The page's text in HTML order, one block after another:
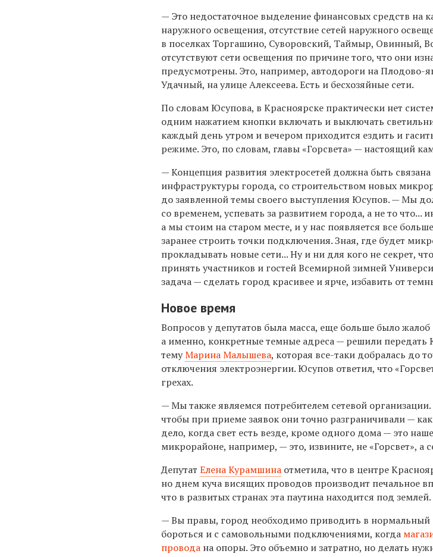
— Это недостаточное выделение финансовых средств на
наружного освещения, отсутствие сетей наружного
в поселках Торгашино, Суворовский, Таймыр, Овинный,
отсутствуют сети освещения по причине того, что они
предусмотрены. Это, например, автодороги на
Удачный, на улице Алексеева. Есть и бесхозяйные сети.
По словам Юсупова, в Красноярске практически нет
одним нажатием кнопки включать и выключать
каждый день утром и вечером приходится ездить и
режиме. Это, по словам, главы «Горсвета» — настоящий
— Концепция развития электросетей должна быть
инфраструктуры города, со строительством новых
до заявленной темы своего выступления Юсупов. — Мы
со временем, успевать за развитием города, а не то что...
а мы стоим на старом месте, и у нас появляется все
заранее строить точки подключения. Зная, где будет
прокладывать новые сети... Ну и ни для кого не секрет,
принять участников и гостей Всемирной зимней
задача — сделать город красивее и ярче, избавить от
Новое время
Вопросов у депутатов была масса, еще больше было
а именно, конкретные темные адреса — решили передать
темуМарина Малышева, которая все-таки добралась до
отключения электроэнергии. Юсупов ответил, что
грехах.
— Мы также являемся потребителем сетевой
чтобы при приеме заявок они точно разграничивали —
дело, когда свет есть везде, кроме одного дома — это
микрорайоне, например, — это, извините, не «Горсвет», а
ДепутатЕлена Курамшина отметила, что в центре
но днем куча висящих проводов производит печальное
что в развитых странах эта паутина находится под землей.
— Вы правы, город необходимо приводить в нормальный
бороться и с самовольными подключениями, когда
провода на опоры. Это объемно и затратно, но делать